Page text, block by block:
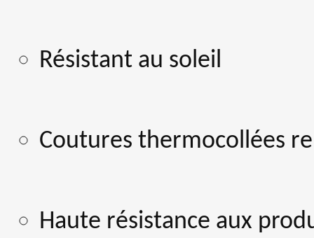
Résistant au soleil
Coutures thermocollées
Haute résistance aux